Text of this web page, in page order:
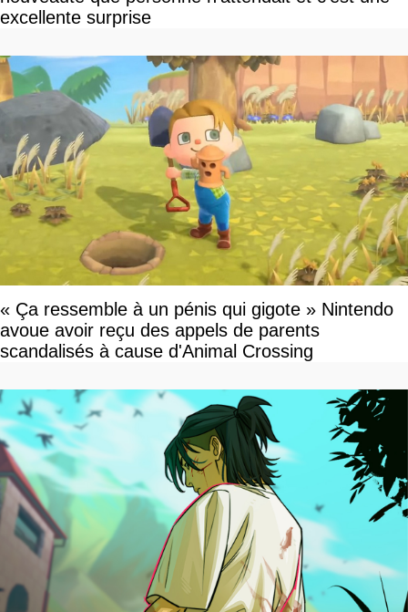
excellente surprise
« Ça ressemble à un pénis qui gigote » Nintendo
avoue avoir reçu des appels de parents
scandalisés à cause d'Animal Crossing